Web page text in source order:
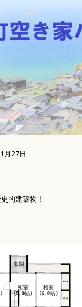
月27日
的建築物！